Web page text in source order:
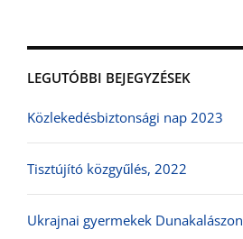
LEGUTÓBBI BEJEGYZÉSEK
Közlekedésbiztonsági nap 2023
Tisztújító közgyűlés, 2022
Ukrajnai gyermekek Dunakalászon